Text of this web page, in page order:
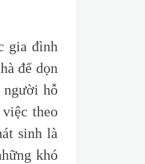
gia đình
để dọn
người hỗ
theo
sinh là
khó